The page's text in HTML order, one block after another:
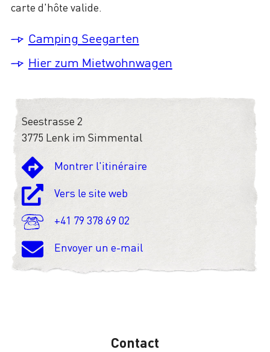
carte d'hôte valide.
Camping Seegarten
Hier zum Mietwohnwagen
Seestrasse 2
3775 Lenk im Simmental
Montrer l'itinéraire
Vers le site web
+41 79 378 69 02
Envoyer un e-mail
Contact